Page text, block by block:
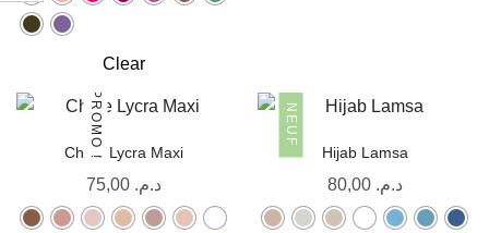
Clear
PROMO !
Chale Lycra Maxi
د.م.
NEUF
Hijab Lamsa
د.م.